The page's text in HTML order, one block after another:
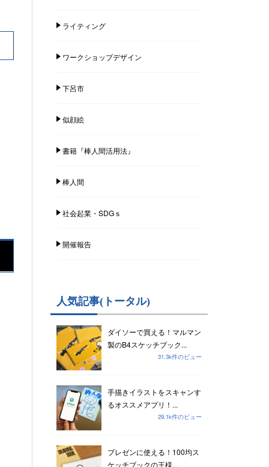
ライティング
ワークショップデザイン
下呂市
似顔絵
書籍『棒人間活用法』
棒人間
社会起業・SDGｓ
開催報告
人気記事(トータル)
ダイソーで買える！マルマン
製のB4スケッチブック...
31.3k件のビュー
手描きイラストをスキャンす
るオススメアプリ！...
29.1k件のビュー
プレゼンに使える！100均ス
ケッチブックの王様...